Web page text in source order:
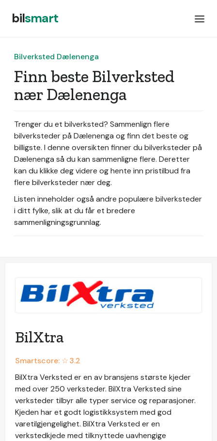
bilsmart
Bilverksted Dælenenga
Finn beste Bilverksted
nær Dælenenga
Trenger du et bilverksted? Sammenlign flere
bilverksteder på Dælenenga og finn det beste og
billigste. I denne oversikten finner du bilverksteder på
Dælenenga så du kan sammenligne flere. Deretter
kan du klikke deg videre og hente inn pristilbud fra
flere bilverksteder nær deg.
Listen inneholder også andre populære bilverksteder
i ditt fylke, slik at du får et bredere
sammenligningsgrunnlag.
BilXtra
Smartscore: ☆3.2
BilXtra Verksted er en av bransjens største kjeder
med over 250 verksteder. BilXtra Verksted sine
verksteder tilbyr alle typer service og reparasjoner.
Kjeden har et godt logistikksystem med god
varetilgjengelighet. BilXtra Verksted er en
verkstedkjede med tilknyttede uavhengige